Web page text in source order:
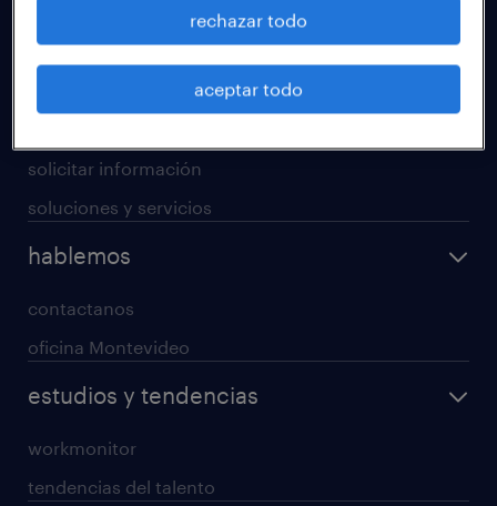
professional
solicitar información
soluciones y servicios
hablemos
contactanos
oficina Montevideo
estudios y tendencias
workmonitor
tendencias del talento
rechazar todo
aceptar todo